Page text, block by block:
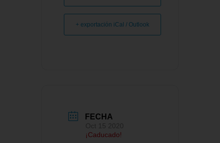
+ exportación iCal / Outlook
FECHA
¡Caducado!